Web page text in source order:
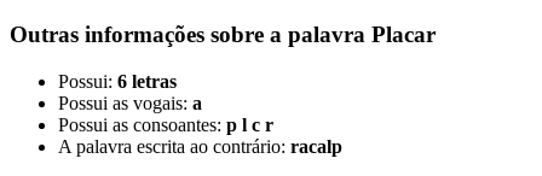
Outras informações sobre a palavra Placar
Possui: 6 letras
Possui as vogais: a
Possui as consoantes: p l c r
A palavra escrita ao contrário: racalp